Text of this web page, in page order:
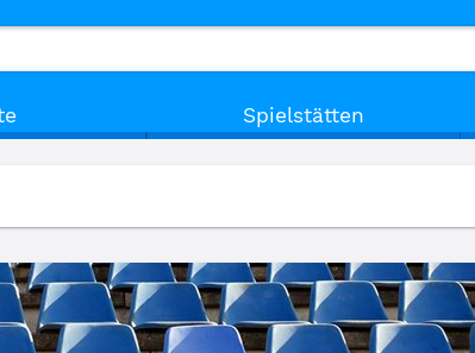
Spielstätten